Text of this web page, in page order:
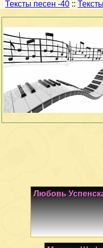
Тексты песен -40 ::
Любовь